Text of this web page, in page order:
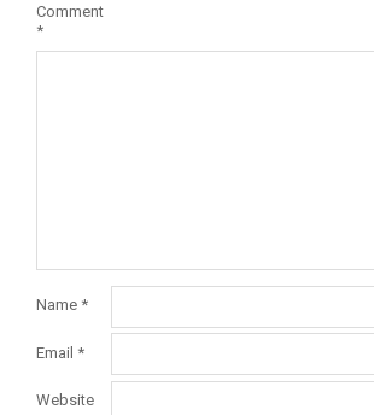
Comment
*
Name *
Email *
Website